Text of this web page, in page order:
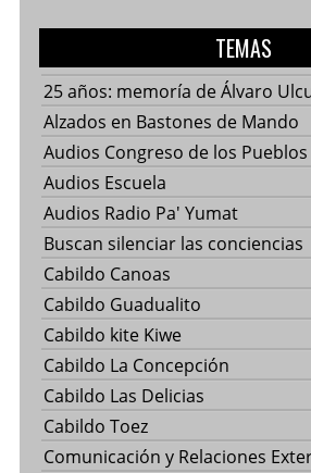
TEMAS
25 años: memoría de Álvaro
Alzados en Bastones de Mando
Audios Congreso de los Pueblos
Audios Escuela
Audios Radio Pa' Yumat
Buscan silenciar las conciencias
Cabildo Canoas
Cabildo Guadualito
Cabildo kite Kiwe
Cabildo La Concepción
Cabildo Las Delicias
Cabildo Toez
Comunicación y Relaciones